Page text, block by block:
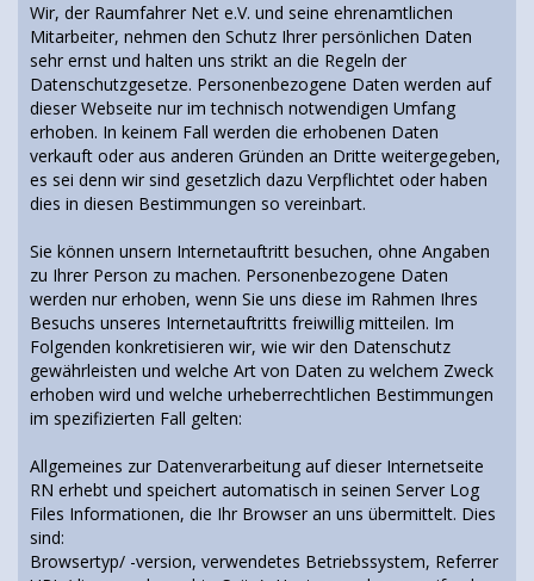
Wir, der Raumfahrer Net e.V. und seine ehrenamtlichen
Mitarbeiter, nehmen den Schutz Ihrer persönlichen Daten
sehr ernst und halten uns strikt an die Regeln der
Datenschutzgesetze. Personenbezogene Daten werden auf
dieser Webseite nur im technisch notwendigen Umfang
erhoben. In keinem Fall werden die erhobenen Daten
verkauft oder aus anderen Gründen an Dritte weitergegeben,
es sei denn wir sind gesetzlich dazu Verpflichtet oder haben
dies in diesen Bestimmungen so vereinbart.
Sie können unsern Internetauftritt besuchen, ohne Angaben
zu Ihrer Person zu machen. Personenbezogene Daten
werden nur erhoben, wenn Sie uns diese im Rahmen Ihres
Besuchs unseres Internetauftritts freiwillig mitteilen. Im
Folgenden konkretisieren wir, wie wir den Datenschutz
gewährleisten und welche Art von Daten zu welchem Zweck
erhoben wird und welche urheberrechtlichen Bestimmungen
im spezifizierten Fall gelten:
Allgemeines zur Datenverarbeitung auf dieser Internetseite
RN erhebt und speichert automatisch in seinen Server Log
Files Informationen, die Ihr Browser an uns übermittelt. Dies
sind:
Browsertyp/ -version, verwendetes Betriebssystem, Referrer